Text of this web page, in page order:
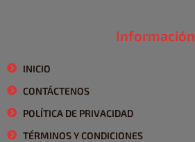
Información
INICIO
CONTÁCTENOS
POLÍTICA DE PRIVACIDAD
TÉRMINOS Y CONDICIONES